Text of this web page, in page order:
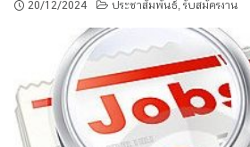
20/12/2024 ประชาสัมพันธ์, รับสมัครงาน